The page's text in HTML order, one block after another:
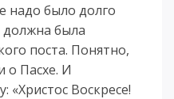
надо было долго
была
поста. Понятно,
о Пасхе. И
«Христос Воскресе!